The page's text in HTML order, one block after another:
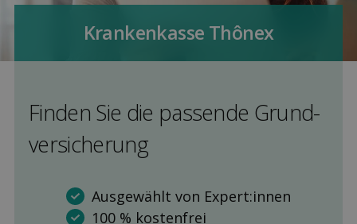
Kranken­kasse Thônex
Finden Sie die pas­sende Grund­
versicherung
Ausgewählt von Expert:innen
100 % kostenfrei